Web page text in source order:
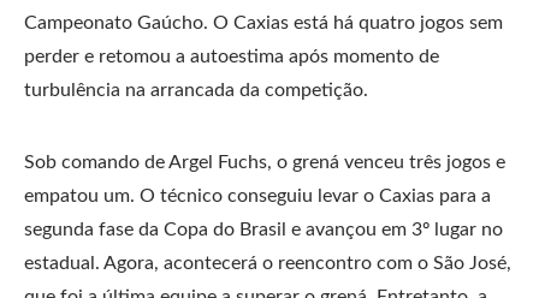
Campeonato Gaúcho. O Caxias está há quatro jogos sem
perder e retomou a autoestima após momento de
turbulência na arrancada da competição.
Sob comando de Argel Fuchs, o grená venceu três jogos e
empatou um. O técnico conseguiu levar o Caxias para a
segunda fase da Copa do Brasil e avançou em 3º lugar no
estadual. Agora, acontecerá o reencontro com o São José,